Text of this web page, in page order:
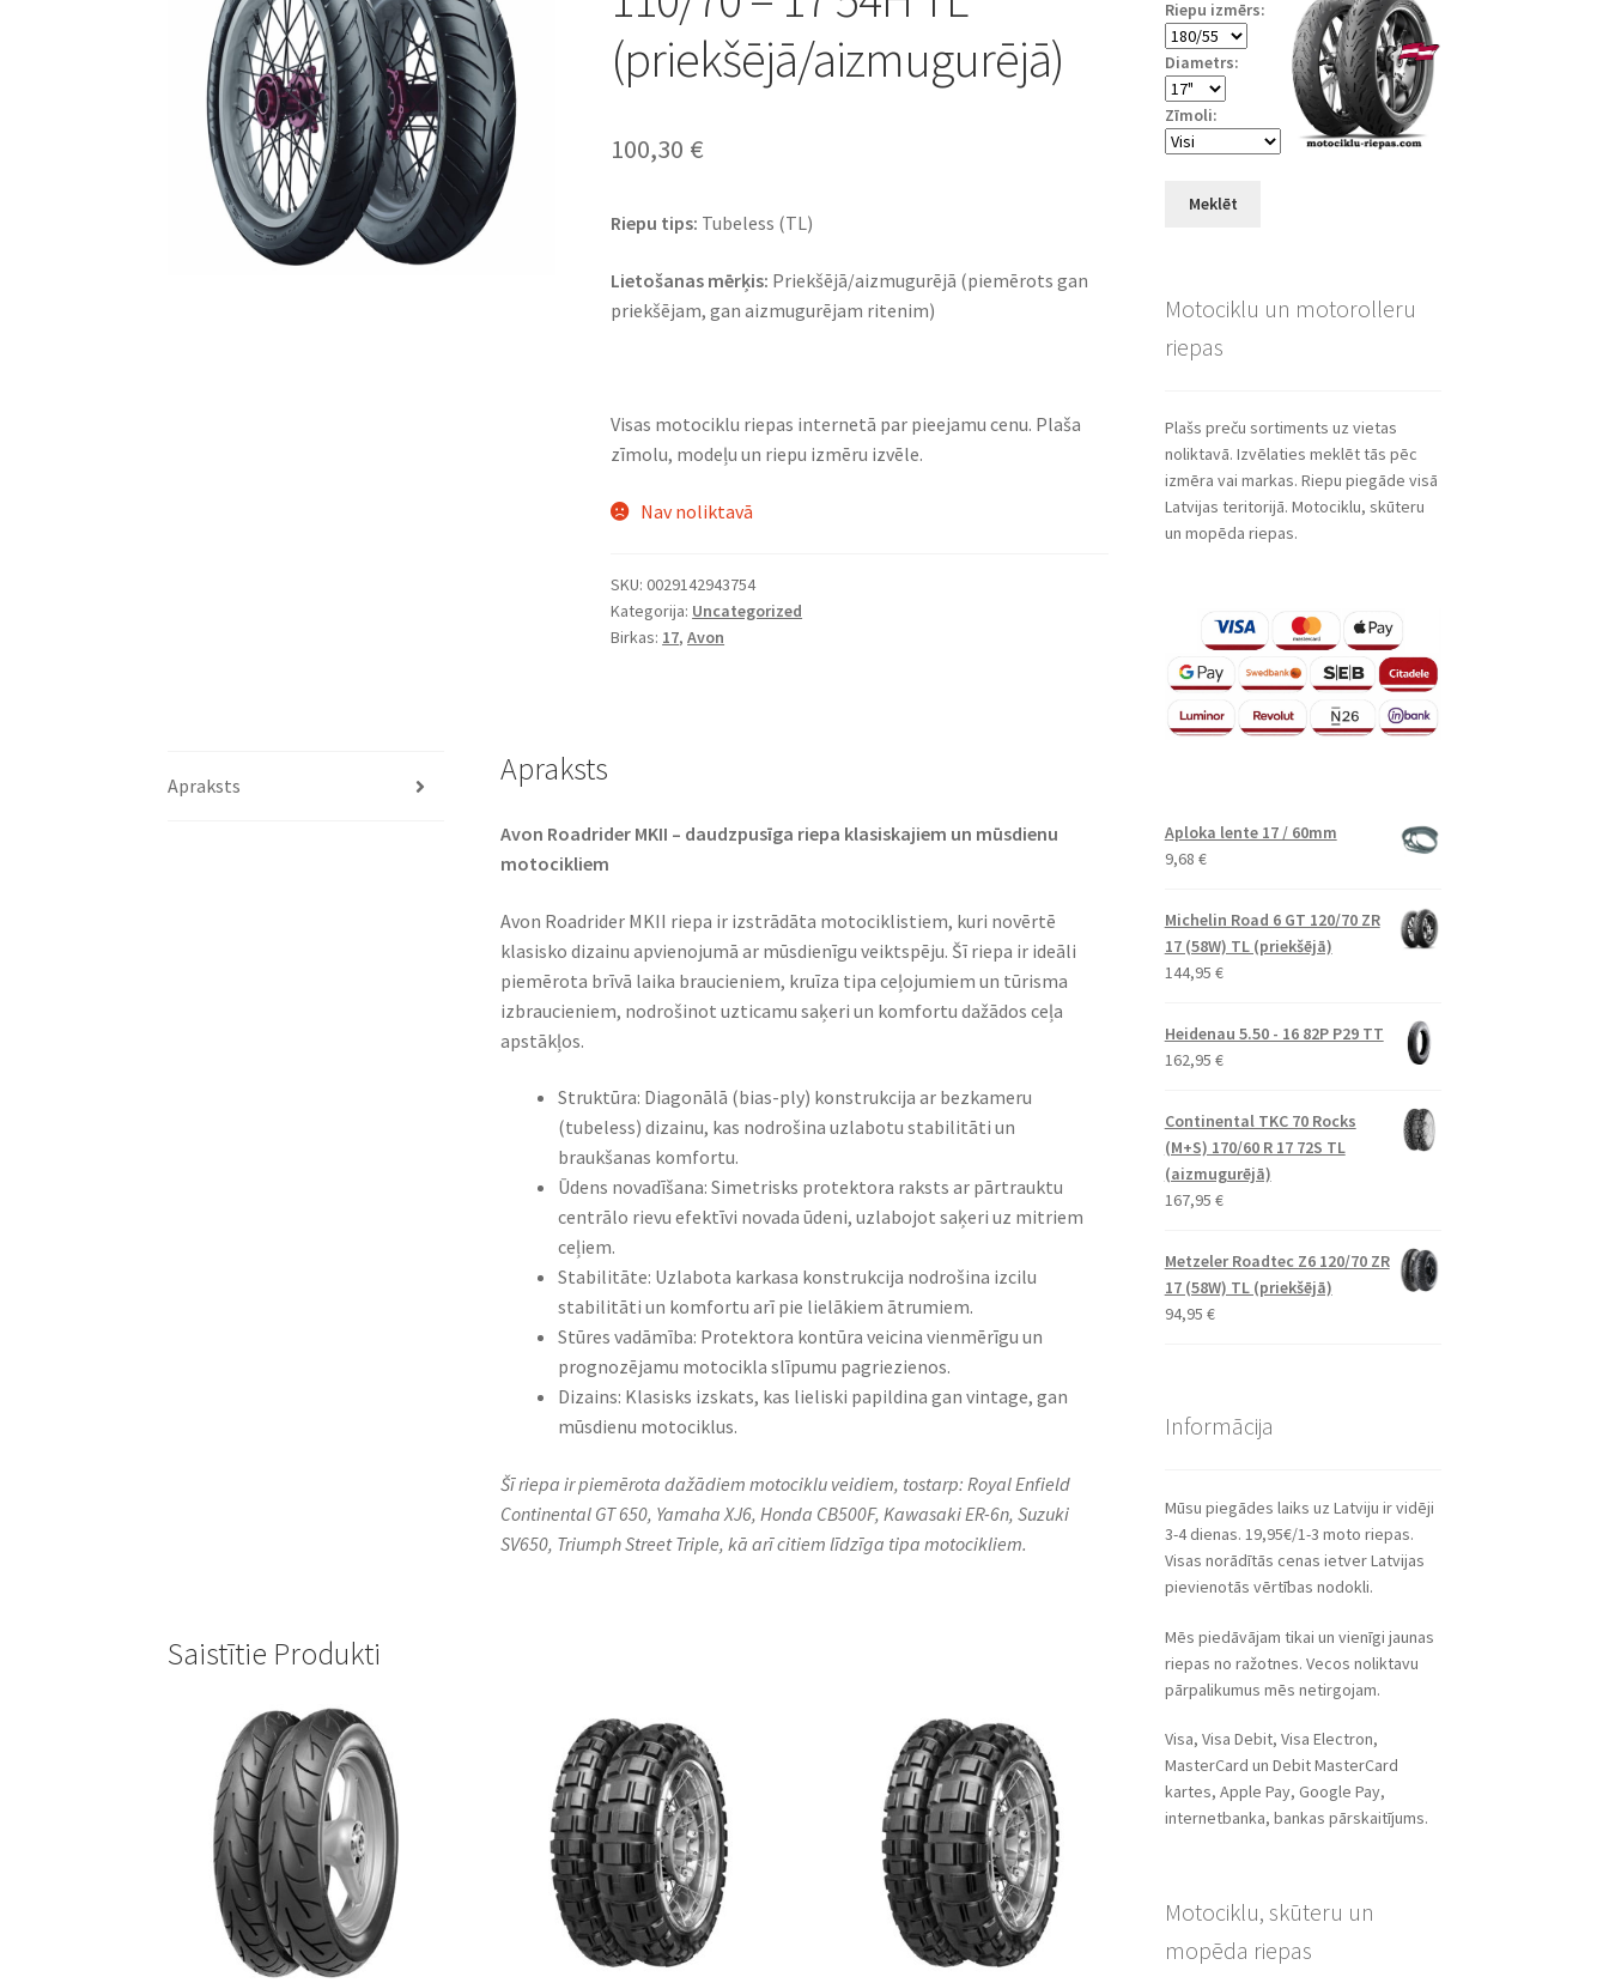
(priekšējā/aizmugurējā)
100,30 €
Riepu tips: Tubeless (TL)
Lietošanas mērķis: Priekšējā/aizmugurējā (piemērots gan
priekšējam, gan aizmugurējam ritenim)
Visas motociklu riepas internetā par pieejamu cenu. Plaša
zīmolu, modeļu un riepu izmēru izvēle.
Nav noliktavā
SKU:0029142943754
Kategorija: Uncategorized
Birkas: 17,Avon
Apraksts Apraksts
Avon Roadrider MKII – daudzpusīga riepa klasiskajiem un mūsdienu
motocikliem​
Avon Roadrider MKII riepa ir izstrādāta motociklistiem, kuri novērtē
klasisko dizainu apvienojumā ar mūsdienīgu veiktspēju. Šī riepa ir ideāli
piemērota brīvā laika braucieniem, kruīza tipa ceļojumiem un tūrisma
izbraucieniem, nodrošinot uzticamu saķeri un komfortu dažādos ceļa
apstākļos.​
Struktūra: Diagonālā (bias-ply) konstrukcija ar bezkameru
(tubeless) dizainu, kas nodrošina uzlabotu stabilitāti un
braukšanas komfortu.​
Ūdens novadīšana: Simetrisks protektora raksts ar pārtrauktu
centrālo rievu efektīvi novada ūdeni, uzlabojot saķeri uz mitriem
ceļiem.​
Stabilitāte: Uzlabota karkasa konstrukcija nodrošina izcilu
stabilitāti un komfortu arī pie lielākiem ātrumiem.​
Stūres vadāmība: Protektora kontūra veicina vienmērīgu un
prognozējamu motocikla slīpumu pagriezienos.​
Dizains: Klasisks izskats, kas lieliski papildina gan vintage, gan
mūsdienu motociklus.​
Šī riepa ir piemērota dažādiem motociklu veidiem, tostarp: Royal Enfield
Continental GT 650, Yamaha XJ6, Honda CB500F, Kawasaki ER-6n, Suzuki
SV650, Triumph Street Triple, kā arī citiem līdzīga tipa motocikliem.
Saistītie Produkti
Riepu izmērs:
Diametrs:
Zīmoli:
Meklēt
Motociklu un motorolleru
riepas
Plašs preču sortiments uz vietas
noliktavā. Izvēlaties meklēt tās pēc
izmēra vai markas. Riepu piegāde visā
Latvijas teritorijā. Motociklu, skūteru
un mopēda riepas.
Aploka lente 17 / 60mm
9,68 €
Michelin Road 6 GT 120/70 ZR
17 (58W) TL (priekšējā)
144,95 €
Heidenau 5.50 - 16 82P P29 TT
162,95 €
Continental TKC 70 Rocks
(M+S) 170/60 R 17 72S TL
(aizmugurējā)
167,95 €
Metzeler Roadtec Z6 120/70 ZR
17 (58W) TL (priekšējā)
94,95 €
Informācija
Mūsu piegādes laiks uz Latviju ir vidēji
3-4 dienas. 19,95€/1-3 moto riepas.
Visas norādītās cenas ietver Latvijas
pievienotās vērtības nodokli.
Mēs piedāvājam tikai un vienīgi jaunas
riepas no ražotnes. Vecos noliktavu
pārpalikumus mēs netirgojam.
Visa, Visa Debit, Visa Electron,
MasterCard un Debit MasterCard
kartes, Apple Pay, Google Pay,
internetbanka, bankas pārskaitījums.
Motociklu, skūteru un
mopēda riepas